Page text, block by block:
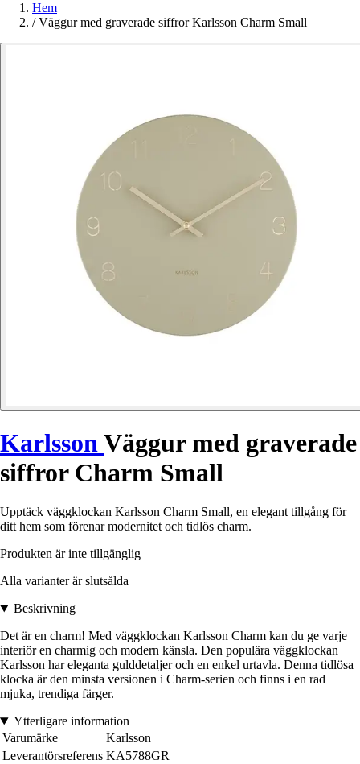
Hem
/ Väggur med graverade siffror Karlsson Charm Small
Karlsson Väggur med graverade
siffror Charm Small
Upptäck väggklockan Karlsson Charm Small, en elegant tillgång för
ditt hem som förenar modernitet och tidlös charm.
Produkten är inte tillgänglig
Alla varianter är slutsålda
Beskrivning
Det är en charm! Med väggklockan Karlsson Charm kan du ge varje
interiör en charmig och modern känsla. Den populära väggklockan
Karlsson har eleganta gulddetaljer och en enkel urtavla. Denna tidlösa
klocka är den minsta versionen i Charm-serien och finns i en rad
mjuka, trendiga färger.
Ytterligare information
Varumärke
Karlsson
Leverantörsreferens KA5788GR